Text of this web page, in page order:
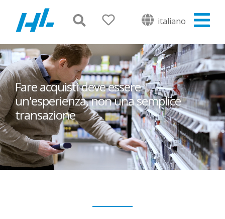
italiano
Fare acquisti deve essere
un'esperienza, non una semplice
transazione